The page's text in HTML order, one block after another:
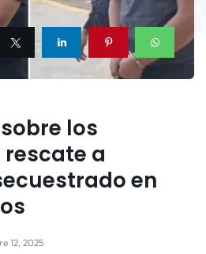
los
a
en
12, 2025